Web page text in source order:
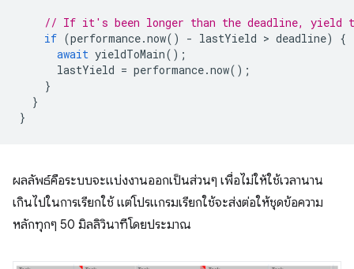
// If it's been longer than the deadline, yield
if (performance.now() - lastYield > deadline)
{
await yieldToMain();
lastYield = performance.now();
}
}
}
ผลลัพธ์คือระบบจะแบ่งงานออกเป็นส่วนๆ เพื่อไม่ให้ใช้เวลานาน
เกินไปในการเรียกใช้ แต่โปรแกรมเรียกใช้จะส่งต่อให้ชุดข้อความ
หลักทุกๆ 50 มิลลิวินาทีโดยประมาณ